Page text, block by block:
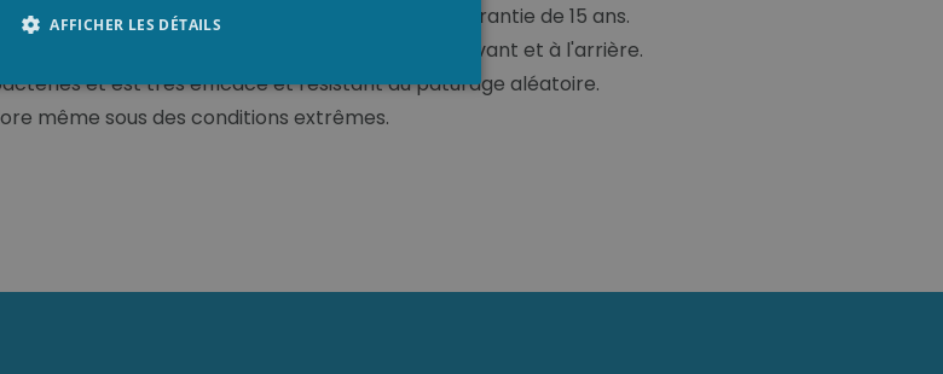
à l'eau qui s'accompagne d'une garantie de 15 ans.
dens qui couvre toute la surface, à l'avant et à l'arrière.
et est très efficace et résistant au pâturage aléatoire.
même sous des conditions extrêmes.
AFFICHER LES DÉTAILS